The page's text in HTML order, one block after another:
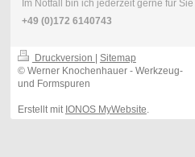
Im Notfall bin ich jederzeit gerne für
+49 (0)172 6140743
Druckversion | Sitemap
© Werner Knochenhauer - Werkzeug-
und Formspuren
Erstellt mit IONOS MyWebsite